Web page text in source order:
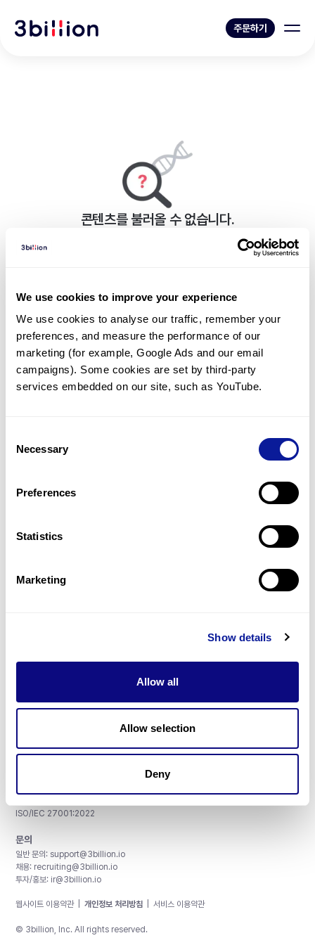
We use cookies to improve your experience
We use cookies to analyse our traffic, remember your
preferences, and measure the performance of our
marketing (for example, Google Ads and our email
campaigns). Some cookies are set by third-party
services embedded on our site, such as YouTube.
Selection
Necessary
Preferences
Statistics
Marketing
Show details
Allow all
Allow selection
Deny
주문하기
콘텐츠를 불러올 수 없습니다.
기술
Gene browser
매달 뉴스레터를 통해 최신 블로그 포스트와 소식을 받아보세요.
주식회사 쓰리빌리언
서울특별시 강남구 테헤란로 415, 8층
사업자등록번호: 290-81-00524
대표이사: 금창원
ISO/IEC 27001:2022
문의
일반 문의: support@3billion.io
채용: recruiting@3billion.io
투자/홍보: ir@3billion.io
웹사이트 이용약관 개인정보 처리방침 서비스 이용약관
© 3billion, Inc. All rights reserved.